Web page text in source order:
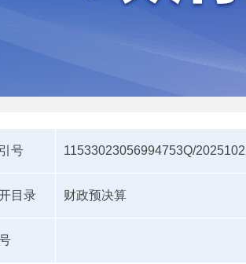
号 11533023056994753Q/
目录 财政预决算